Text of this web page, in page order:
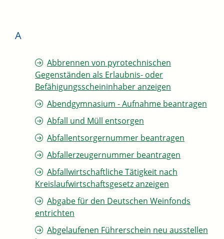
A
Abbrennen von pyrotechnischen
Gegenständen als Erlaubnis- oder
Befähigungsscheininhaber anzeigen
Abendgymnasium - Aufnahme beantragen
Abfall und Müll entsorgen
Abfallentsorgernummer beantragen
Abfallerzeugernummer beantragen
Abfallwirtschaftliche Tätigkeit nach
Kreislaufwirtschaftsgesetz anzeigen
Abgabe für den Deutschen Weinfonds
entrichten
Abgelaufenen Führerschein neu ausstellen